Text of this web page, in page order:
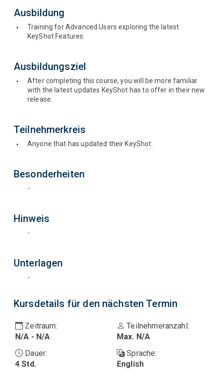
Ausbildung
Training for Advanced Users exploring the latest
KeyShot Features.
Ausbildungsziel
After completing this course, you will be more familiar
with the latest updates KeyShot has to offer in their new
release.
Teilnehmerkreis
Anyone that has updated their KeyShot.
Besonderheiten
-
Hinweis
-
Unterlagen
-
Kursdetails für den nächsten Termin
Zeitraum:
N/A - N/A
Dauer:
4 Std.
Teilnehmeranzahl:
Max. N/A
Sprache:
English